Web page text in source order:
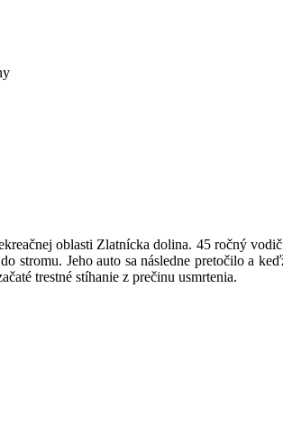
oblasti Zlatnícka dolina. 45 ročný
stromu. Jeho auto sa následne pretočilo a
trestné stíhanie z prečinu usmrtenia.